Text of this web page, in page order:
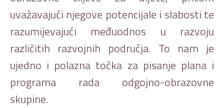
uvažavajući njegove potencijale i slabosti te
razumijevajući međuodnos u razvoju
različitih razvojnih područja. To nam je
ujedno i polazna točka za pisanje plana i
programa rada odgojno-obrazovne
skupine.